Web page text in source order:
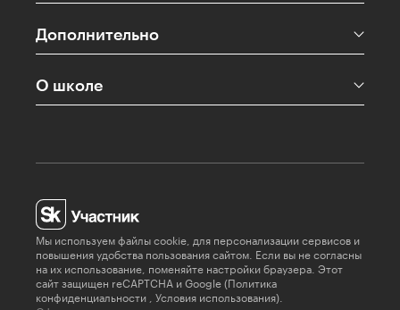
Дополнительно
О школе
Мы используем файлы cookie, для персонализации сервисов и
повышения удобства пользования сайтом. Если вы не согласны
на их использование, поменяйте настройки браузера. Этот
сайт защищен reCAPTCHA и Google (Политика
конфиденциальности Условия использования).